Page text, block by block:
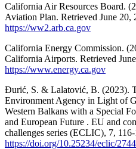
California Air Resources Board.
Aviation Plan. Retrieved June 20,
https://ww2.arb.ca.gov
California Energy Commission.
California Airports. Retrieved
https://www.energy.ca.gov
Đurić, S. & Lalatović, B. (2023).
Environment Agency in Light of
Western Balkans with a Special
and European Future . EU and
challenges series (ECLIC), 7,
https://doi.org/10.25234/eclic/